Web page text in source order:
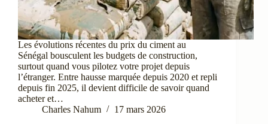
Les évolutions récentes du prix du ciment au
Sénégal bousculent les budgets de construction,
surtout quand vous pilotez votre projet depuis
l’étranger. Entre hausse marquée depuis 2020 et repli
depuis fin 2025, il devient difficile de savoir quand
acheter et…
Charles Nahum
17 mars 2026